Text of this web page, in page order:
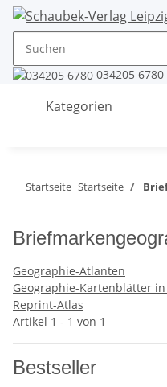
034205 6780
Kategorien
Startseite Startseite
Geographie-Atlanten
Geographie-Kartenblätter in
Reprint-Atlas
Artikel 1 - 1 von 1
Bestseller